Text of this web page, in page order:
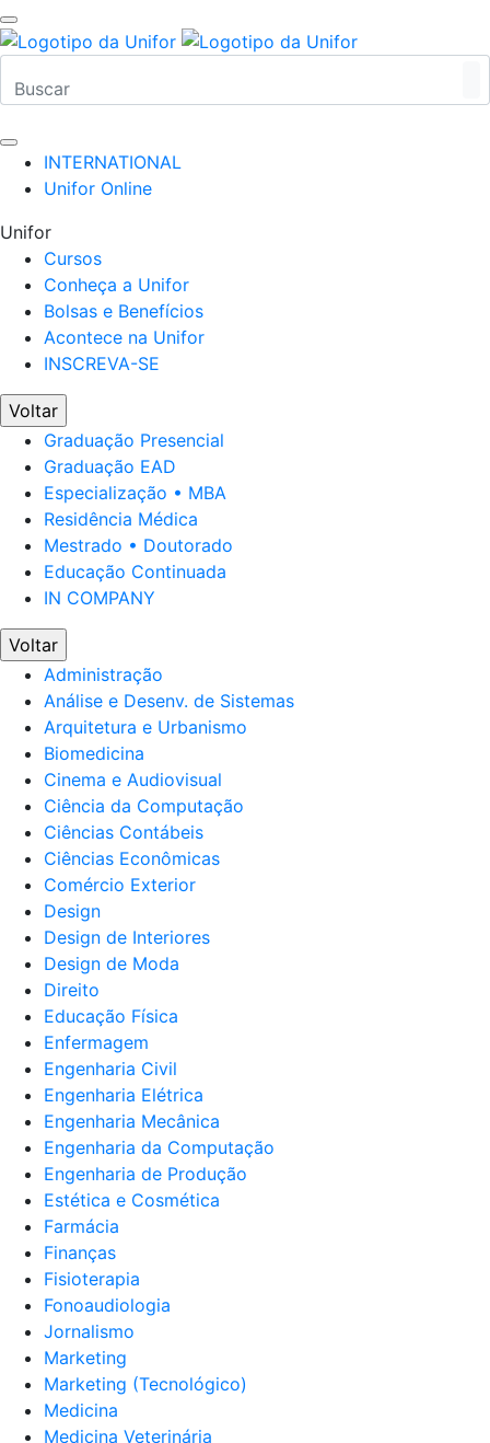
INTERNATIONAL
Unifor Online
Unifor
Cursos
Conheça a Unifor
Bolsas e Benefícios
Acontece na Unifor
INSCREVA-SE
Voltar
Graduação Presencial
Graduação EAD
Especialização • MBA
Residência Médica
Mestrado • Doutorado
Educação Continuada
IN COMPANY
Voltar
Administração
Análise e Desenv. de Sistemas
Arquitetura e Urbanismo
Biomedicina
Cinema e Audiovisual
Ciência da Computação
Ciências Contábeis
Ciências Econômicas
Comércio Exterior
Design
Design de Interiores
Design de Moda
Direito
Educação Física
Enfermagem
Engenharia Civil
Engenharia Elétrica
Engenharia Mecânica
Engenharia da Computação
Engenharia de Produção
Estética e Cosmética
Farmácia
Finanças
Fisioterapia
Fonoaudiologia
Jornalismo
Marketing
Marketing (Tecnológico)
Medicina
Medicina Veterinária